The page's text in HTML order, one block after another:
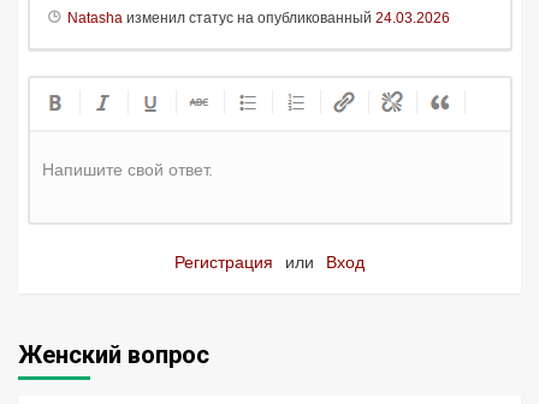
Natashaизменил статус на опубликованный 24.03.2026
Напишите свой ответ.
Регистрация или Вход
Женский вопрос